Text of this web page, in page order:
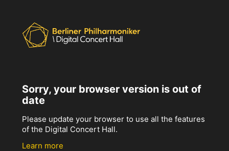
Sorry, your browser version is out of
date
Please update your browser to use all the features
of the Digital Concert Hall.
Learn more